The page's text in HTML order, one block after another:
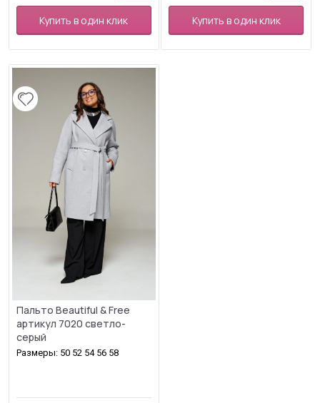
Купить в один клик Купить в один клик
Пальто Beautiful & Free
артикул 7020 светло-
серый
Размеры: 50 52 54 56 58